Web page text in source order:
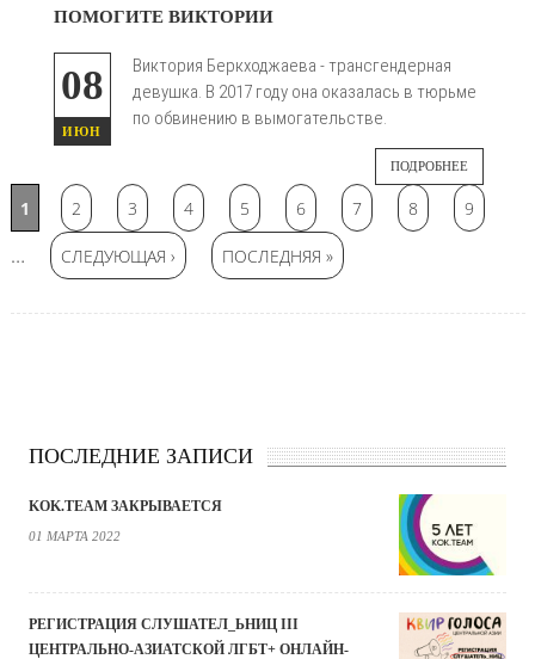
ПОМОГИТЕ ВИКТОРИИ
08
ИЮН
Виктория Беркходжаева - трансгендерная
девушка. В 2017 году она оказалась в тюрьме
по обвинению в вымогательстве.
ПОДРОБНЕЕ
Страницы
1 2 3 4 5 6 7 8 9
… СЛЕДУЮЩАЯ › ПОСЛЕДНЯЯ »
ПОСЛЕДНИЕ ЗАПИСИ
KOK.TEAM ЗАКРЫВАЕТСЯ
01 МАРТА 2022
РЕГИСТРАЦИЯ СЛУШАТЕЛ_ЬНИЦ III
ЦЕНТРАЛЬНО-АЗИАТСКОЙ ЛГБТ+ ОНЛАЙН-